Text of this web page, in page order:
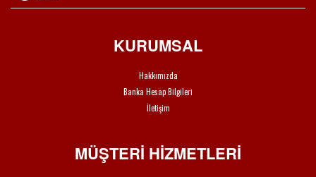
KURUMSAL
Hakkımızda
Banka Hesap Bilgileri
İletişim
MÜŞTERİ HİZMETLERİ